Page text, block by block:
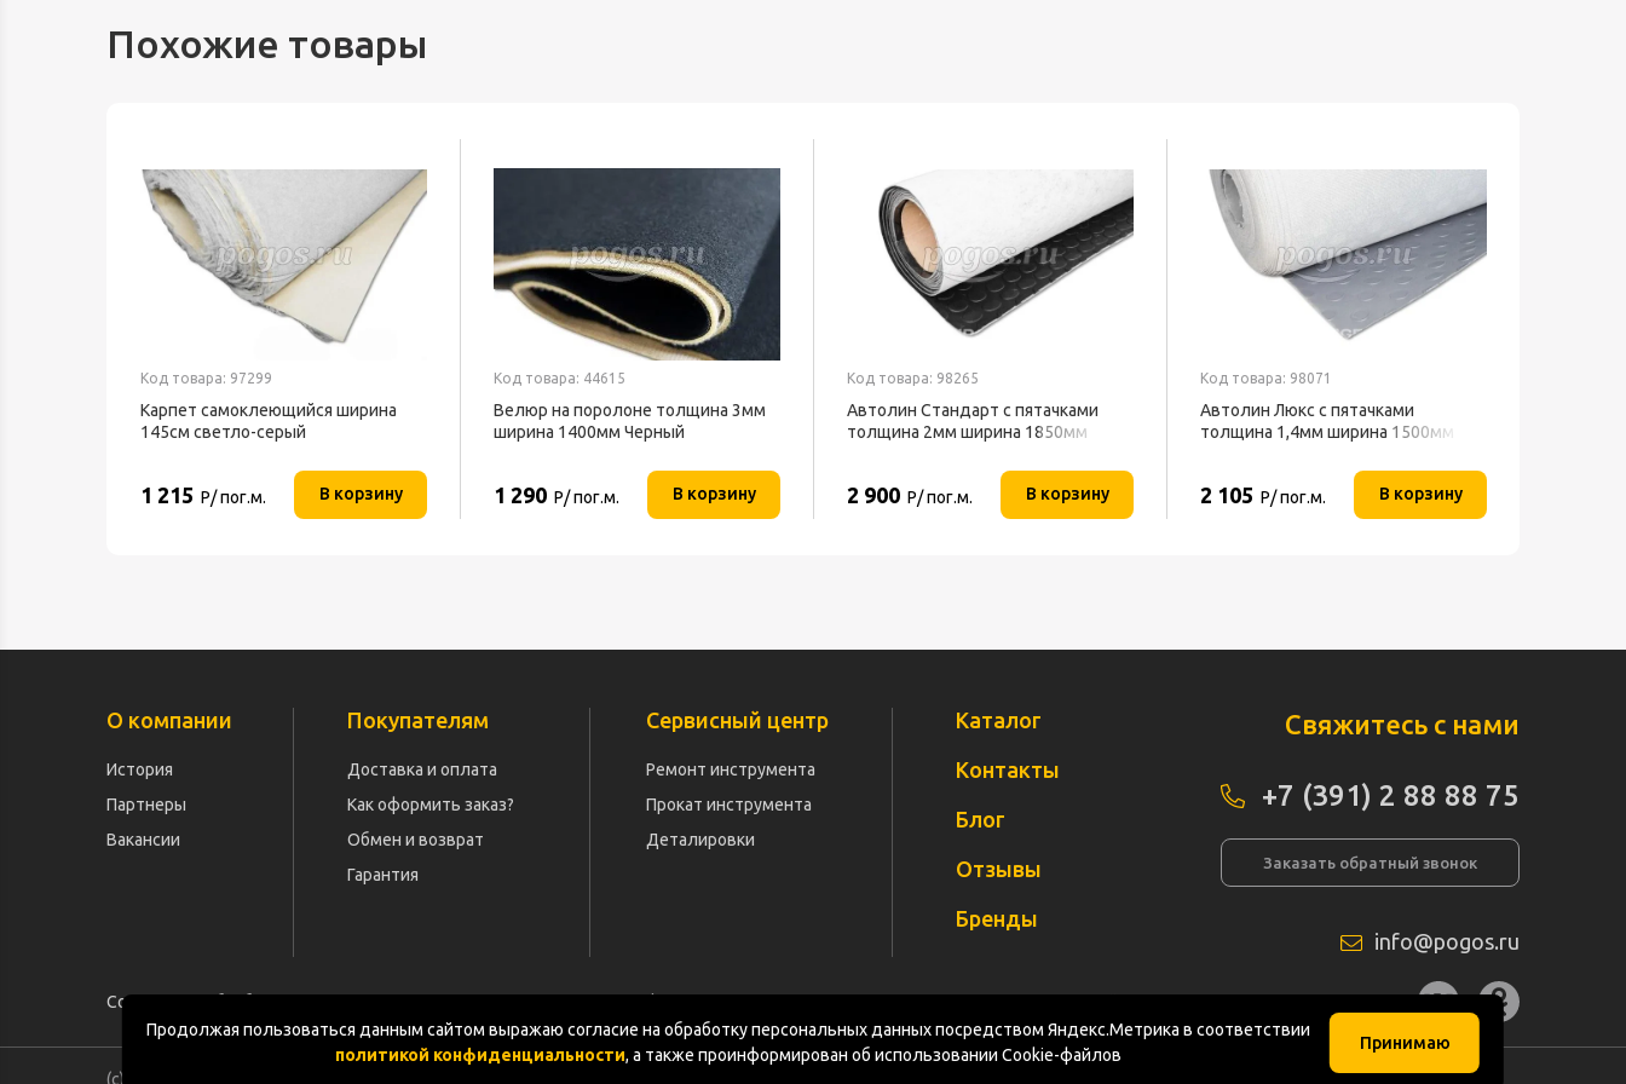
Похожие товары
Код товара: 97299
Карпет самоклеющийся ширина
145см светло-серый
1 215 Р/ пог.м. В корзину
Код товара: 44615
Велюр на поролоне толщина 3мм
ширина 1400мм Черный
1 290 Р/ пог.м. В корзину
Код товара: 98265
Автолин Стандарт с пятачками
толщина 2мм ширина 1850мм
2 900 Р/ пог.м. В корзину
Код товара: 98071
Автолин Люкс с пятачками
толщина 1,4мм ширина 1500мм
2 105 Р/ пог.м. В корзину
Продолжая пользоваться данным сайтом выражаю согласие на обработку персональных данных посредством Яндекс.Метрика в соответствии
политикой конфиденциальности, а также проинформирован об использовании Cookie-файлов
Принимаю
О компании
История
Партнеры
Вакансии
Покупателям
Доставка и оплата
Как оформить заказ?
Обмен и возврат
Гарантия
Сервисный центр
Ремонт инструмента
Прокат инструмента
Деталировки
Каталог
Контакты
Блог
Отзывы
Бренды
Свяжитесь с нами
+7 (391) 2 88 88 75
Заказать обратный звонок
info@pogos.ru
Согласие на обработку персональных данных Политика конфиденциальности Документация Карта сайта
(с) «POGOS.ru» 2010-2026 (ИП Чивчян М.Р.)